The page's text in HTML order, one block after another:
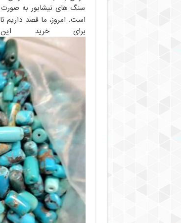
سنگ های نیشابور به
است. امروز، ما قصد داریم
برای خرید